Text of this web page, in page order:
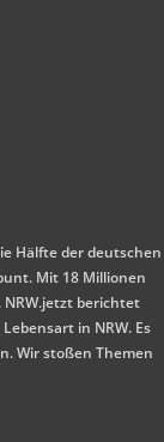
Hälfte der deutschen
Mit 18 Millionen
NRW.jetzt berichtet
in NRW. Es
Wir stoßen Themen